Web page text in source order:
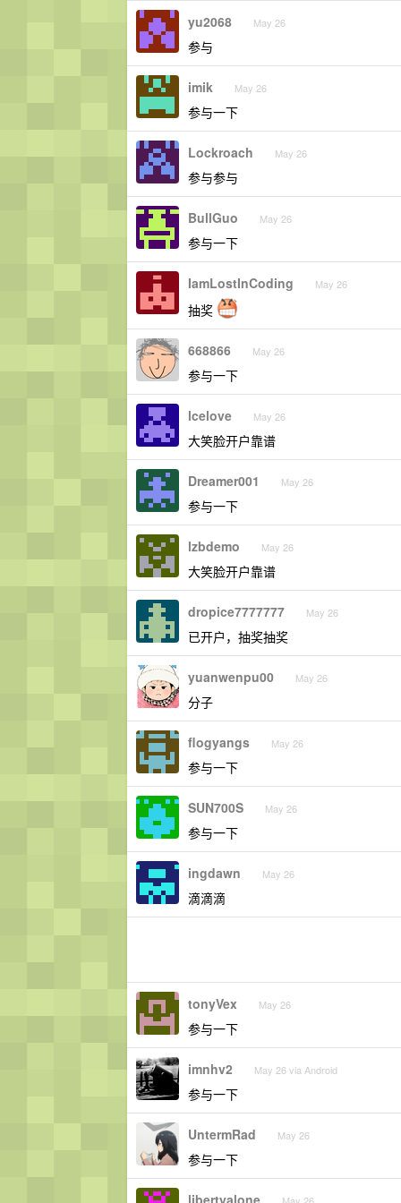
yu2068 May 26
参与
imik May 26
参与一下
Lockroach May 26
参与参与
BullGuo May 26
参与一下
IamLostInCoding May 26
抽奖
668866 May 26
参与一下
lcelove May 26
大笑脸开户靠谱
Dreamer001 May 26
参与一下
lzbdemo May 26
大笑脸开户靠谱
dropice7777777 May 26
已开户，抽奖抽奖
yuanwenpu00 May 26
分子
flogyangs May 26
参与一下
SUN700S May 26
参与一下
ingdawn May 26
滴滴滴
tonyVex May 26
参与一下
imnhv2 May 26 via Android
参与一下
UntermRad May 26
参与一下
libertyalone